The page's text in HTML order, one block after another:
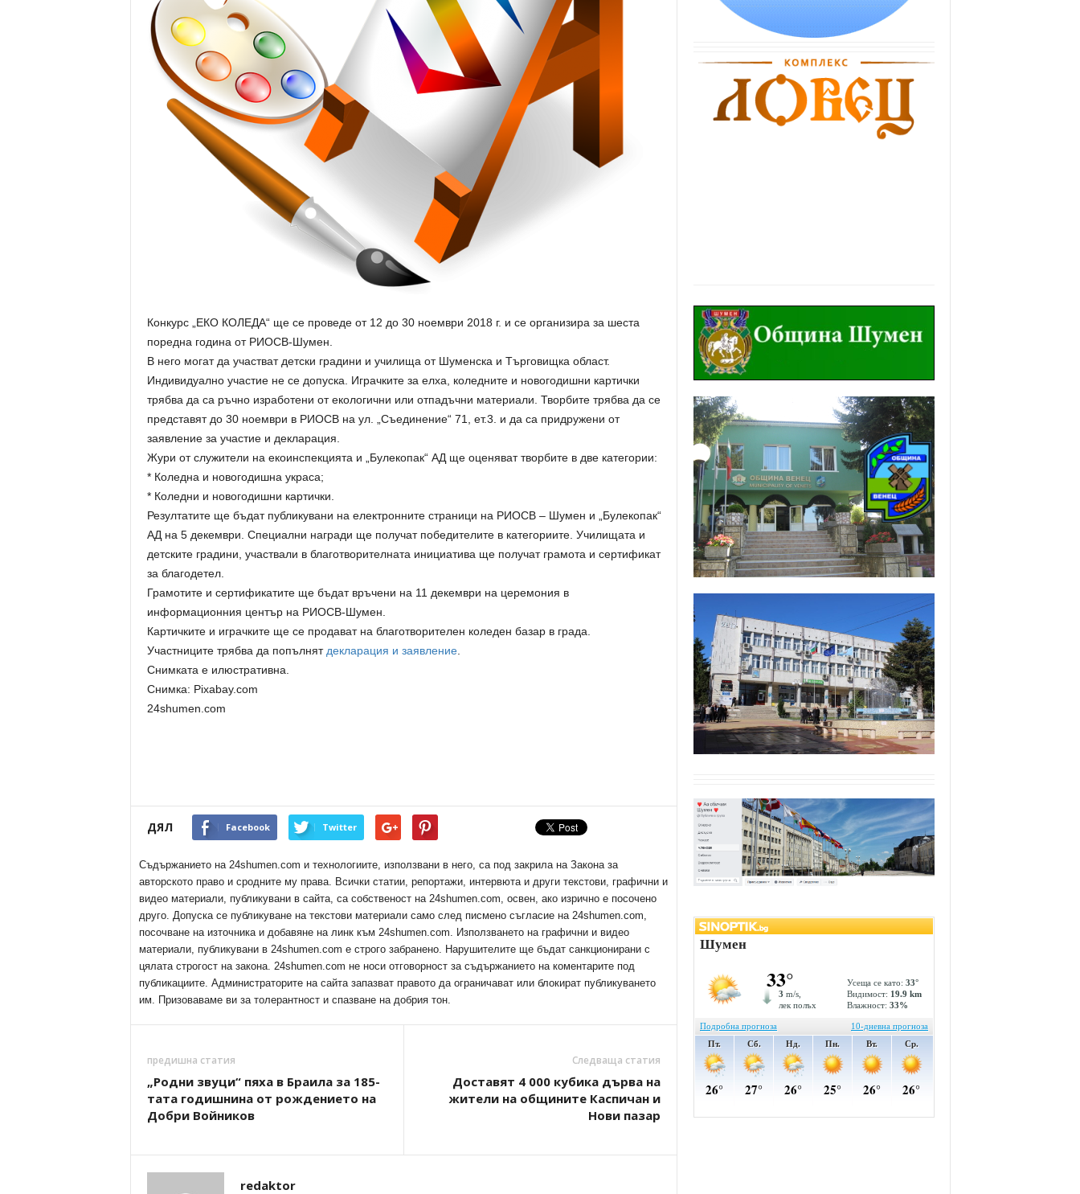
Конкурс „ЕКО КОЛЕДА“ ще се проведе от 12 до 30 ноември 2018 г. и се организира за шеста
поредна година от РИОСВ-Шумен.
В него могат да участват детски градини и училища от Шуменска и Търговищка област.
Индивидуално участие не се допуска. Играчките за елха, коледните и новогодишни картички
трябва да са ръчно изработени от екологични или отпадъчни материали. Творбите трябва да се
представят до 30 ноември в РИОСВ на ул. „Съединение“ 71, ет.3. и да са придружени от
заявление за участие и декларация.
Жури от служители на екоинспекцията и „Булекопак“ АД ще оценяват творбите в две категории:
* Коледна и новогодишна украса;
* Коледни и новогодишни картички.
Резултатите ще бъдат публикувани на електронните страници на РИОСВ – Шумен и „Булекопак“
АД на 5 декември. Специални награди ще получат победителите в категориите. Училищата и
детските градини, участвали в благотворителната инициатива ще получат грамота и сертификат
за благодетел.
Грамотите и сертификатите ще бъдат връчени на 11 декември на церемония в
информационния център на РИОСВ-Шумен.
Картичките и играчките ще се продават на благотворителен коледен базар в града.
Участниците трябва да попълнят декларация и заявление.
Снимката е илюстративна.
Снимка: Pixabay.com
24shumen.com
ДЯЛ Facebook Twitter
Съдържанието на 24shumen.com и технологиите, използвани в него, са под закрила на Закона за
авторското право и сродните му права. Всички статии, репортажи, интервюта и други текстови, графични и
видео материали, публикувани в сайта, са собственост на 24shumen.com, освен, ако изрично е посочено
друго. Допуска се публикуване на текстови материали само след писмено съгласие на 24shumen.com,
посочване на източника и добавяне на линк към 24shumen.com. Използването на графични и видео
материали, публикувани в 24shumen.com е строго забранено. Нарушителите ще бъдат санкционирани с
цялата строгост на закона. 24shumen.com не носи отговорност за съдържанието на коментарите под
публикациите. Администраторите на сайта запазват правото да ограничават или блокират публикуването
им. Призоваваме ви за толерантност и спазване на добрия тон.
предишна статия
„Родни звуци“ пяха в Браила за 185-
тата годишнина от рождението на
Добри Войников
Следваща статия
Доставят 4 000 кубика дърва на
жители на общините Каспичан и
Нови пазар
redaktor